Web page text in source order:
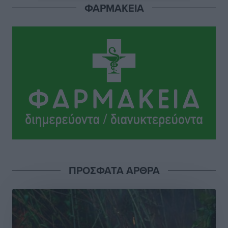
ΣΕΤΕ: Σημαντική θεσμική εξέλιξη η ΚΥΑ για το ΕΧΠ
Γ. Χατζημάρκος: “Δύο μεγάλες δεσμεύσεις
Γεωργιάδη” – Κίνητρα για τους γιατρούς των νησιών
και συνεργασία Ρόδου με το Αττικόν για το
Ακτινοθεραπευτικό
Τοπικές Ειδήσεις• πριν 9 ώρες
Συνελήφθησαν έξι άτομα για ηχορύπανση από
ΦΑΡΜΑΚΕΙΑ
ΠΡΟΣΦΑΤΑ ΑΡΘΡΑ